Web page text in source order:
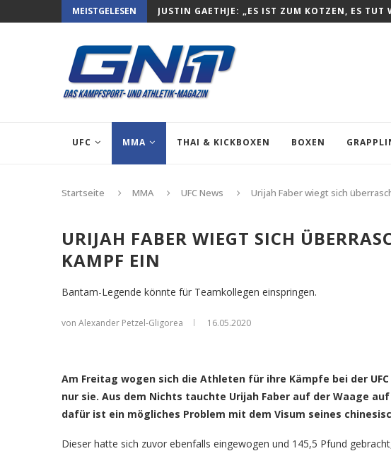
MEISTGELESEN JUSTIN GAETHJE: „ES IST ZUM KOTZEN, ES TUT
UFC MMA THAI & KICKBOXEN BOXEN
Startseite MMA UFC News Urijah Faber wiegt sich
URIJAH FABER WIEGT SICH
KAMPF EIN
Bantam-Legende könnte für Teamkollegen einspringen.
von Alexander Petzel-Gligorea 16.05.2020
Am Freitag wogen sich die Athleten für ihre Kämpfe bei der
nur sie. Aus dem Nichts tauchte Urijah Faber auf der Waage
dafür ist ein mögliches Problem mit dem Visum seines
Dieser hatte sich zuvor ebenfalls eingewogen und 145,5 Pfund